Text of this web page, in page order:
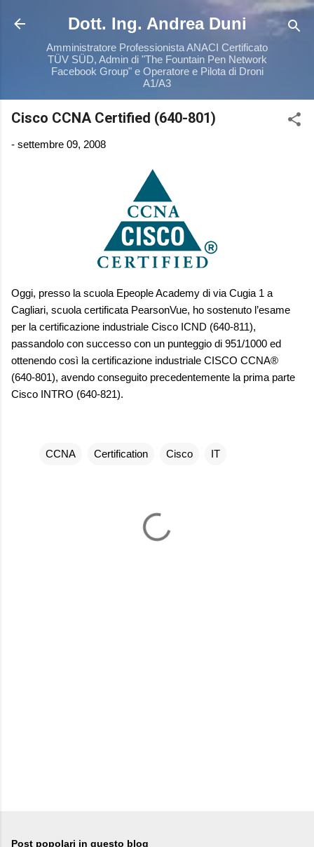
Passa ai contenuti principali
Dott. Ing. Andrea Duni
Amministratore Professionista ANACI Certificato
TÜV SÜD, Admin di "The Fountain Pen Network
Facebook Group" e Operatore e Pilota di Droni
A1/A3
Cisco CCNA Certified (640-801)
- settembre 09, 2008
Oggi, presso la scuola Epeople Academy di via Cugia 1 a
Cagliari, scuola certificata PearsonVue, ho sostenuto l’esame
per la certificazione industriale Cisco ICND (640-811),
passandolo con successo con un punteggio di 951/1000 ed
ottenendo così la certificazione industriale CISCO CCNA®
(640-801), avendo conseguito precedentemente la prima parte
Cisco INTRO (640-821).
CCNA Certification Cisco IT
Post popolari in questo blog